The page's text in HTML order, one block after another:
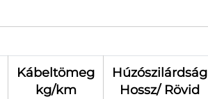
Kábeltömeg
kg/km
Húzószilárdság
Hossz/ Rövid